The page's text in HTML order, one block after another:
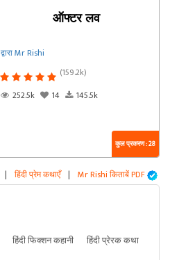
ऑफ्टर लव
द्वारा Mr Rishi
(159.2k)
252.5k
14 145.5k
कुल प्रकरण : 28
| हिंदी प्रेम कथाएँ | Mr Rishi किताबें PDF
हिंदी फिक्शन कहानी
हिंदी प्रेरक कथा